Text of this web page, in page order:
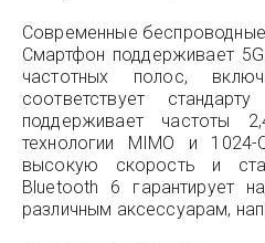
Современные беспроводные
Смартфон поддерживает
частотных полос,
соответствует
поддерживает
технологии MIMO и 1024-
высокую скорость и
Bluetooth 6 гарантирует
различным аксессуарам,